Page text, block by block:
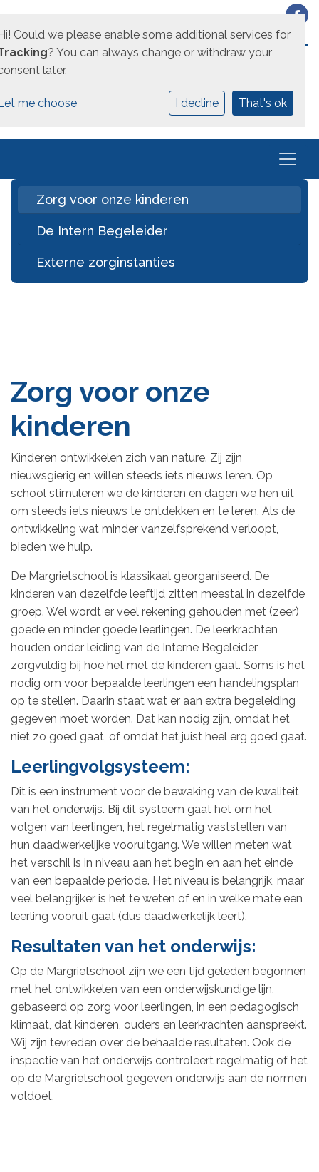
EEN UNICOZ SCHOOL
Zorg voor onze kinderen
De Intern Begeleider
Externe zorginstanties
Zorg voor onze
kinderen
Kinderen ontwikkelen zich van nature. Zij zijn
nieuwsgierig en willen steeds iets nieuws leren. Op
school stimuleren we de kinderen en dagen we hen uit
om steeds iets nieuws te ontdekken en te leren. Als de
ontwikkeling wat minder vanzelfsprekend verloopt,
bieden we hulp.
De Margrietschool is klassikaal georganiseerd. De
kinderen van dezelfde leeftijd zitten meestal in dezelfde
groep. Wel wordt er veel rekening gehouden met (zeer)
goede en minder goede leerlingen. De leerkrachten
houden onder leiding van de Interne Begeleider
zorgvuldig bij hoe het met de kinderen gaat. Soms is het
nodig om voor bepaalde leerlingen een handelingsplan
op te stellen. Daarin staat wat er aan extra begeleiding
gegeven moet worden. Dat kan nodig zijn, omdat het
niet zo goed gaat, of omdat het juist heel erg goed gaat.
Leerlingvolgsysteem:
Dit is een instrument voor de bewaking van de kwaliteit
van het onderwijs. Bij dit systeem gaat het om het
volgen van leerlingen, het regelmatig vaststellen van
hun daadwerkelijke vooruitgang. We willen meten wat
het verschil is in niveau aan het begin en aan het einde
van een bepaalde periode. Het niveau is belangrijk, maar
veel belangrijker is het te weten of en in welke mate een
leerling vooruit gaat (dus daadwerkelijk leert).
Resultaten van het onderwijs:
Op de Margrietschool zijn we een tijd geleden begonnen
met het ontwikkelen van een onderwijskundige lijn,
gebaseerd op zorg voor leerlingen, in een pedagogisch
klimaat, dat kinderen, ouders en leerkrachten aanspreekt.
Wij zijn tevreden over de behaalde resultaten. Ook de
inspectie van het onderwijs controleert regelmatig of het
op de Margrietschool gegeven onderwijs aan de normen
voldoet.
Could we please enable some additional services for
? You can always change or withdraw your
later.
me choose I decline That's ok